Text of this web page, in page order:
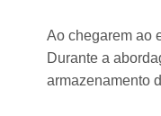
Ao chegarem ao
Durante a
armazenamento